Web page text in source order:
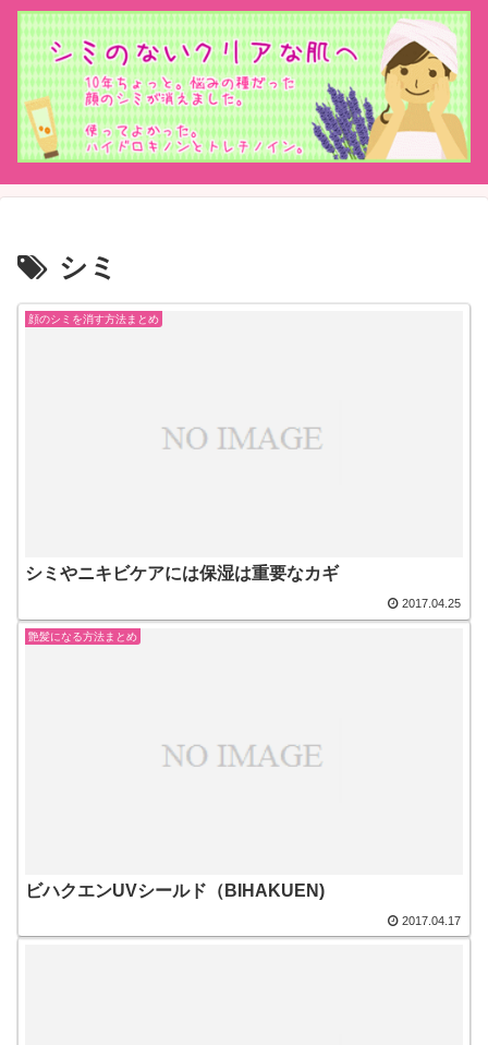
シミ
顔のシミを消す方法まとめ
シミやニキビケアには保湿は重要なカギ
2017.04.25
艶髪になる方法まとめ
ビハクエンUVシールド（BIHAKUEN)
2017.04.17